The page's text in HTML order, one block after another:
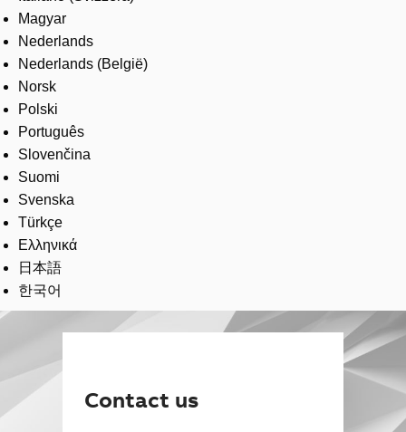
Magyar
Nederlands
Nederlands (België)
Norsk
Polski
Português
Slovenčina
Suomi
Svenska
Türkçe
Ελληνικά
日本語
한국어
Contact us